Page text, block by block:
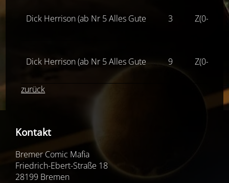
Dick Herrison (ab Nr 5 Alles Gute 3 Z(0-1-)
Dick Herrison (ab Nr 5 Alles Gute 9 Z(0-1-)
zurück
Kontakt
Bremer Comic Mafia
Friedrich-Ebert-Straße 18
28199 Bremen